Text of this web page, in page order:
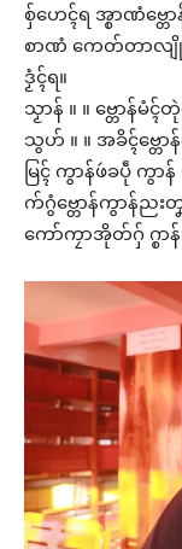
စှ်ဟေၚ်ရ အ္စာဏံဗ္တေ
စာဏံ ကေတ်တာလျိုၚ်
ဒၟံၚ်ရ။
သၟာန် ။ ။ ဗ္တောန်
သွဟ် ။ ။ အခိၚ်ဗ္တေ
မြၚ် ကွာန်ဖဴခပဵု ကွာ
က်ဂွံဗ္တောန်ကွာန်ည
ကော်ကၠာအိုတ်ဂှ် ဂ္စာ